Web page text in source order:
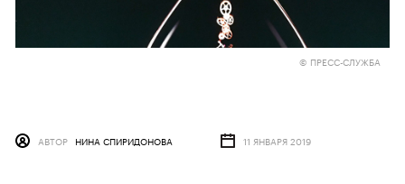
© ПРЕСС-СЛУЖБА
АВТОР НИНА СПИРИДОНОВА 11 ЯНВАРЯ 2019